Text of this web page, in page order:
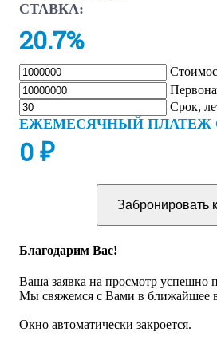
СТАВКА:
20.7%
Срок,
ЕЖЕМЕСЯЧНЫЙ ПЛАТЕЖ
0 ₽
Забронировать
Благодарим Вас!
Ваша заявка на просмотр успешно
Мы свяжемся с Вами в ближайшее
Окно автоматически закроется.